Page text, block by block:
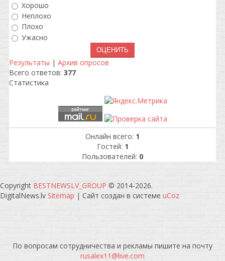
Хорошо
Неплохо
Плохо
Ужасно
Результаты | Архив опросов
Всего ответов: 377
Статистика
Онлайн всего: 1
Гостей: 1
Пользователей: 0
Copyright BESTNEWSLV_GROUP © 2014-2026.
DigitalNews.lv Sitemap | Сайт создан в системе uCoz
По вопросам сотрудничества и рекламы пишите на почту
rusalex11@live.com